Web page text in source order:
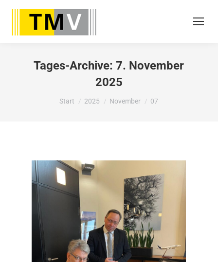
Tages-Archive:7. November
2025
Sie befinden sich hier:
Start 2025 November 07